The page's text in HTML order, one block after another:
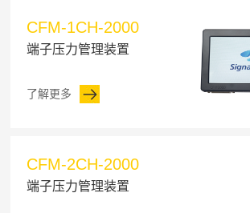
CFM-1CH-2000
端子压力管理装置
了解更多
CFM-2CH-2000
端子压力管理装置